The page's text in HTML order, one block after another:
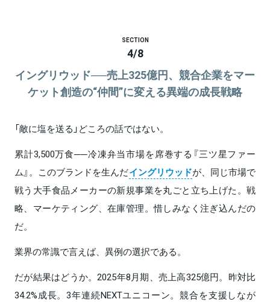
SECTION
4/8
イングリウッド──売上325億円、競合企業をマー
ケット創造の“仲間”に変える異端の成長戦略
「敵に塩を送る」どころの話ではない。
累計3,500万食──冷凍弁当市場を席巻する『三ツ星ファー
ム』。このブランドを生んだイングリウッドが、同じ市場で
戦う大手食品メーカーの新規事業を丸ごと立ち上げた。戦
略、マーケティング、在庫管理。惜しみなく注ぎ込んだの
だ。
業界の常識で言えば、異例の選択である。
だが結果はどうか。2025年8月期、売上高325億円。昨対比
34.2%成長。3年連続NEXTユニコーン。競合を支援しなが